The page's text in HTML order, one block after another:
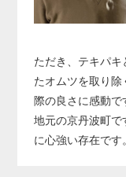
ただき、テキパ
たオムツを取り
際の良さに感動で
地元の京丹波町で
に心強い存在です